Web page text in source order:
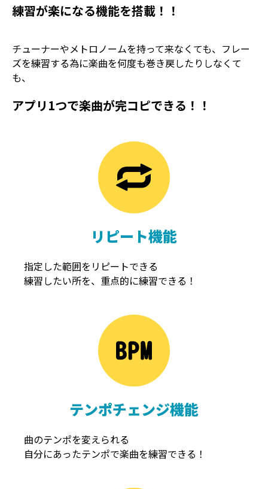
練習が楽になる機能を搭載！！
チューナーやメトロノームを持って来なくても、フレー
ズを練習する為に楽曲を何度も巻き戻したりしなくて
も、
アプリ1つで楽曲が完コピできる！！
リピート機能
指定した範囲をリピートできる
練習したい所を、重点的に練習できる！
テンポチェンジ機能
曲のテンポを変えられる
自分にあったテンポで楽曲を練習できる！